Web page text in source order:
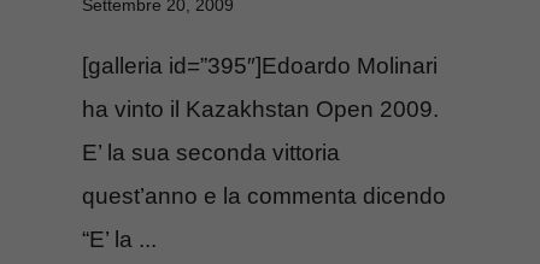
Settembre 20, 2009
[galleria id=”395″]Edoardo Molinari
ha vinto il Kazakhstan Open 2009.
E’ la sua seconda vittoria
quest’anno e la commenta dicendo
“E’ la ...